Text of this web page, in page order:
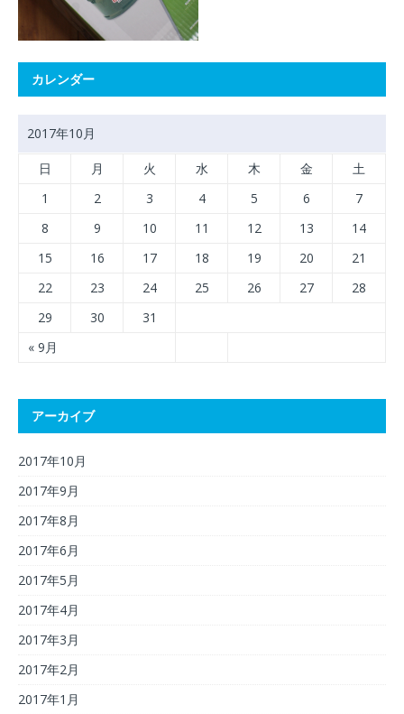
カレンダー
2017年10月
日 月 火 水 木 金 土
« 9月
1 2 3 4 5 6
7
8
9 10 11 12 13
14
15
16 17 18 19 20
21
22
23 24 25 26 27
28
29
30 31
アーカイブ
2017年10月
2017年9月
2017年8月
2017年6月
2017年5月
2017年4月
2017年3月
2017年2月
2017年1月